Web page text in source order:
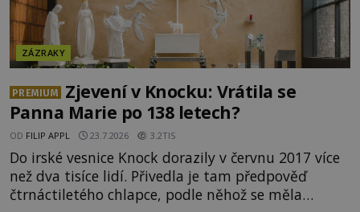
ZÁZRAKY
PREMIUM
Zjevení v Knocku: Vrátila se
Panna Marie po 138 letech?
OD FILIP APPL 23.7.2026 3.2TIS
Do irské vesnice Knock dorazily v červnu 2017 více
než dva tisíce lidí. Přivedla je tam předpověď
čtrnáctiletého chlapce, podle něhož se měla